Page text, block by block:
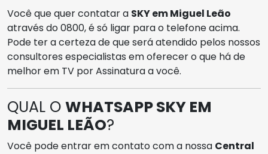
Você que quer contatar a SKY em Miguel Leão
através do 0800, é só ligar para o telefone acima.
Pode ter a certeza de que será atendido pelos nossos
consultores especialistas em oferecer o que há de
melhor em TV por Assinatura a você.
QUAL O WHATSAPP SKY EM
MIGUEL LEÃO?
Você pode entrar em contato com a nossa Central